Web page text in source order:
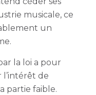
musicale, ce
un
la loi a pour
de
partie faible.